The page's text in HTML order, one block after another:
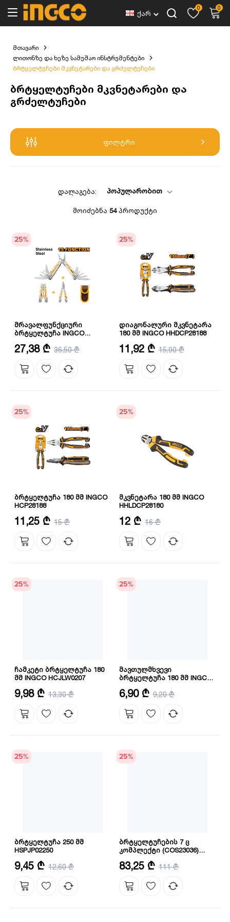
ქარ
0 0
მთავარი
ლითონზე და ხეზე სამუშაო ინსტრუმენტები
ბრტყელტუჩები მკვნეტარები და გრძელტუჩები
ბრტყელტუჩები მკვნეტარები და
გრძელტუჩები
ფილტრი
დალაგება: პოპულარობით
მოიძებნა 54პროდუქტი
25%
მრავალფუნქციური
ბრტყელტუჩა INGCO
დახურულის ზომა: 100 მმ
სრული ზომა: 155 მმ
მასალა: უჟანგავი ფოლადი
27,38 ₾ 36,50 ₾
25%
დიაგონალური მკვნეტარა
180 მმ INGCO HHDCP28188
ზომა: 7"/180 მმ
მასალა: CRV
11,92 ₾ 15,90 ₾
25%
ბრტყელტუჩა 180 მმ INGCO
HCP28188
ზომა: 7"/180 მმ
11,25 ₾ 15 ₾
25%
მკვნეტარა 180 მმ INGCO
HHLDCP28180
ზომა: 7"180 მმ
მასალა: CRV
დამატებითი უპირატესობები:
30%-ით უფრო ძლიერი ვიდრე
ნორმალური ბრტყელტუჩა
12 ₾ 16 ₾
25%
ჩამკეტი ბრტყელტუჩა 180
მმ INGCO HCJLW0207
ზომა: 7"
დამატებითი უპირატესობები:
ნიკელით დაფარული
9,98 ₾ 13,30 ₾
25%
მავთულმხვევი
ბრტყელტუჩა 180 მმ INGCO
ზომა: 7”/180 მმ
6,90 ₾ 9,20 ₾
25%
ბრტყელტუჩა 250 მმ
HSPJP02250
ზომა: 10"/250 მმ
9,45 ₾ 12,60 ₾
25%
ბრტყელტუჩების 7 ც
კომპლექტი (COS23036)
რაოდენობა: 7
83,25 ₾ 111 ₾